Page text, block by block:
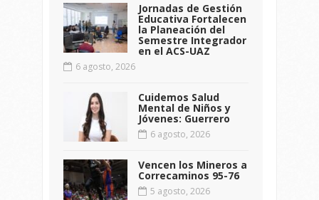
Jornadas de Gestión
Educativa Fortalecen
la Planeación del
Semestre Integrador
en el ACS-UAZ
6 agosto, 2026
Cuidemos Salud
Mental de Niños y
Jóvenes: Guerrero
6 agosto, 2026
Vencen los Mineros a
Correcaminos 95-76
5 agosto, 2026